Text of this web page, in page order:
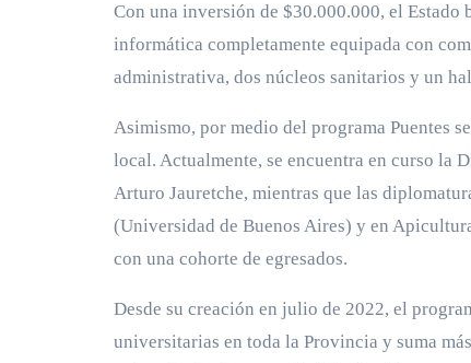
Con una inversión de $30.000.000, el
informática completamente equipada con
administrativa, dos núcleos sanitarios y un
Asimismo, por medio del programa Puentes
local. Actualmente, se encuentra en curso la
Arturo Jauretche, mientras que las
(Universidad de Buenos Aires) y en
con una cohorte de egresados.
Desde su creación en julio de 2022, el
universitarias en toda la Provincia y suma